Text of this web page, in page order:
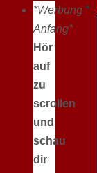
*Werbung
Anfang*
Hör
auf
zu
scrollen
und
schau
dir